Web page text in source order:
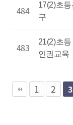
484
17(2)초
구
483
21(2)초
인권교육
1 2 3